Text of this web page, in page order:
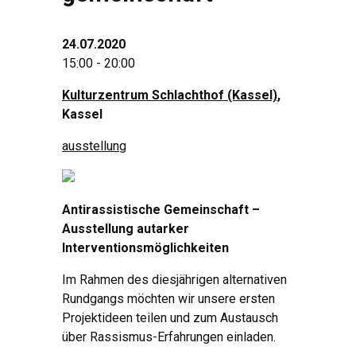
24.07.2020
15:00 - 20:00
Kulturzentrum Schlachthof (Kassel),
Kassel
ausstellung
Antirassistische Gemeinschaft –
Ausstellung autarker
Interventionsmöglichkeiten
Im Rahmen des diesjährigen alternativen
Rundgangs möchten wir unsere ersten
Projektideen teilen und zum Austausch
über Rassismus-Erfahrungen einladen.